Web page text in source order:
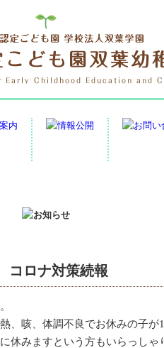
ロナ対策続報
、咳、体調不良でお休みの子が
休みますという方もいらっし